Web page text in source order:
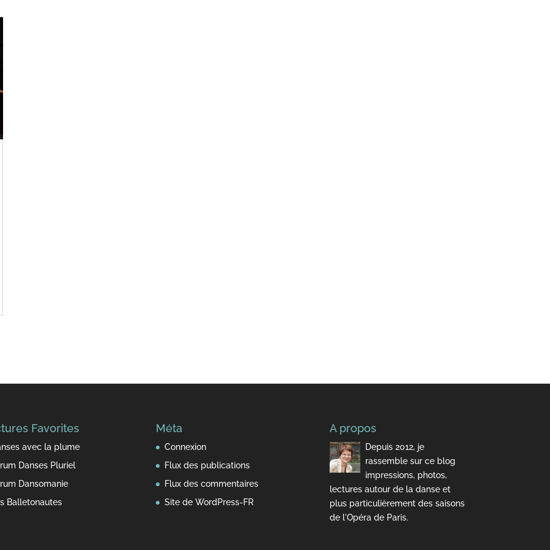
Favorites
avec la plume
Danses Pluriel
Dansomanie
Balletonautes
Méta
Connexion
Flux des publications
Flux des commentaires
Site de WordPress-FR
A propos
Depuis 2012, je
rassemble sur ce blog
impressions, photos,
lectures autour de la danse et
plus particulièrement des saisons
de l'Opéra de Paris.